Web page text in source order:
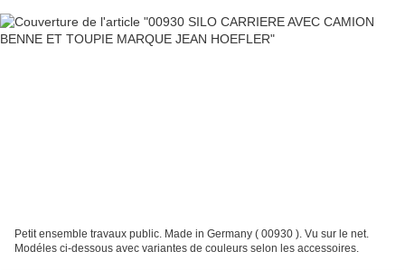
Petit ensemble travaux public. Made in Germany ( 00930 ). Vu sur le net.
Modéles ci-dessous avec variantes de couleurs selon les accessoires.